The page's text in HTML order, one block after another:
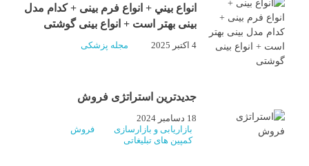
انواع بيني + انواع فرم بینی + کدام مدل
بینی بهتر است + انواع بینی گوشتی
4 اکتبر 2025 مجله پزشکی
جدیدترین استراتژی فروش
18 دسامبر 2024
بازاریابی و بازارسازی
فروش
کمپین های تبلیغاتی